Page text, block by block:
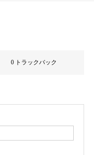
0 トラックバック